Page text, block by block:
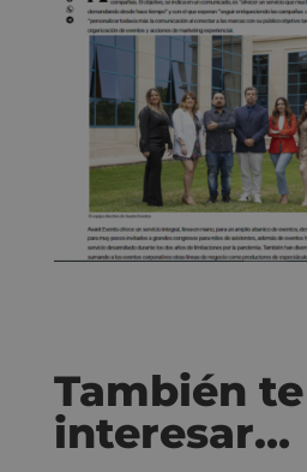
También
interesar…